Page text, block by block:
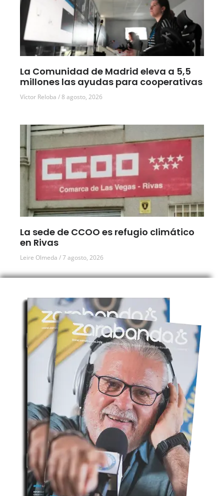
La Comunidad de Madrid eleva a 5,5
millones las ayudas para cooperativas
Víctor Reloba 8 agosto, 2026
La sede de CCOO es refugio climático
en Rivas
Leire Olmeda 7 agosto, 2026